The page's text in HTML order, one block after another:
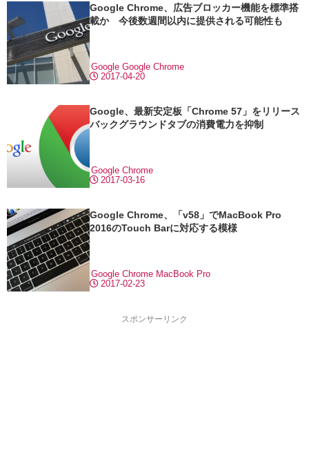
Google Chrome、広告ブロッカー機能を標準搭
載か 今後数週間以内に提供される可能性も
2017-04-20
Google Google Chrome
Google、最新安定板「Chrome 57」をリリース
バックグラウンドタブの消費電力を抑制
2017-03-16
Google Chrome
Google Chrome、「v58」でMacBook Pro
2016のTouch Barに対応する模様
2017-02-23
Google Chrome MacBook Pro
スポンサーリンク